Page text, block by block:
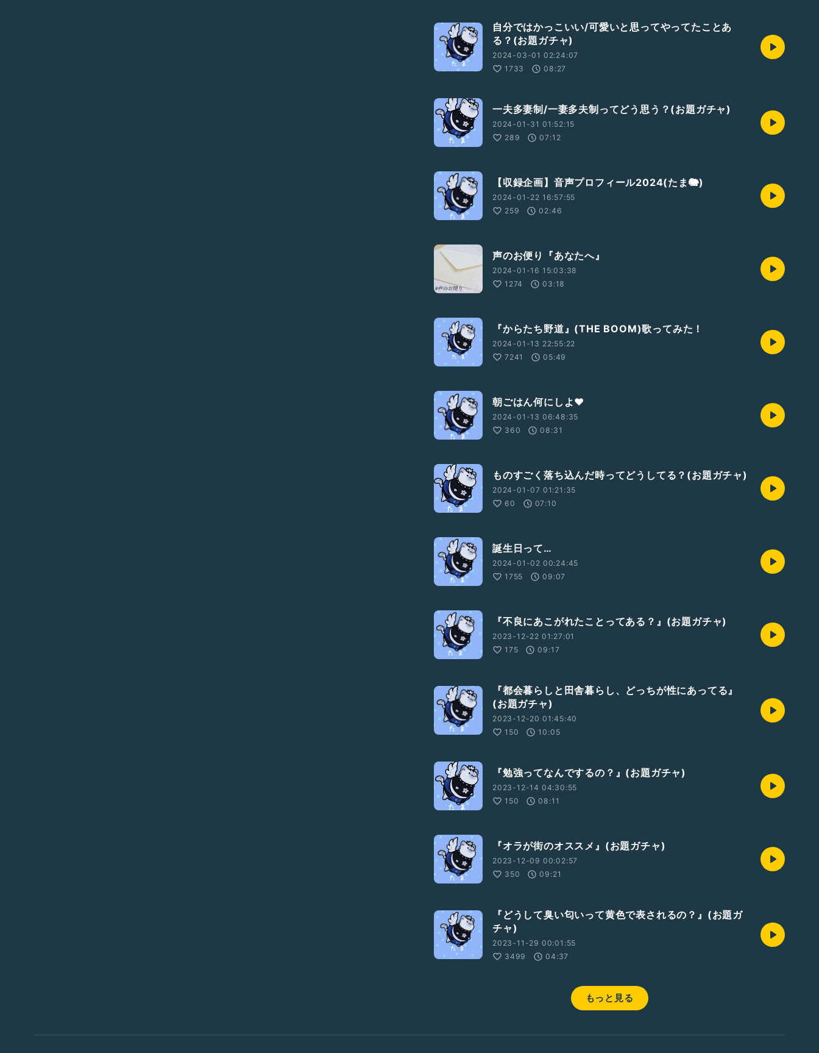
自分ではかっこいい/可愛いと思ってやってたことあ
る？(お題ガチャ)
2024-03-01 02:24:07
1733
08:27
一夫多妻制/一妻多夫制ってどう思う？(お題ガチャ)
2024-01-31 01:52:15
289
07:12
【収録企画】音声プロフィール2024(たま🐘)
2024-01-22 16:57:55
259
02:46
声のお便り『あなたへ』
2024-01-16 15:03:38
1274
03:18
『からたち野道』(THE BOOM)歌ってみた！
2024-01-13 22:55:22
7241
05:49
朝ごはん何にしよ❤︎
2024-01-13 06:48:35
360
08:31
ものすごく落ち込んだ時ってどうしてる？(お題ガチャ)
2024-01-07 01:21:35
60
07:10
誕生日って…
2024-01-02 00:24:45
1755
09:07
『不良にあこがれたことってある？』(お題ガチャ)
2023-12-22 01:27:01
175
09:17
『都会暮らしと田舎暮らし、どっちが性にあってる』
(お題ガチャ)
2023-12-20 01:45:40
150
10:05
『勉強ってなんでするの？』(お題ガチャ)
2023-12-14 04:30:55
150
08:11
『オラが街のオススメ』(お題ガチャ)
2023-12-09 00:02:57
350
09:21
『どうして臭い匂いって黄色で表されるの？』(お題ガ
チャ)
2023-11-29 00:01:55
3499
04:37
もっと見る